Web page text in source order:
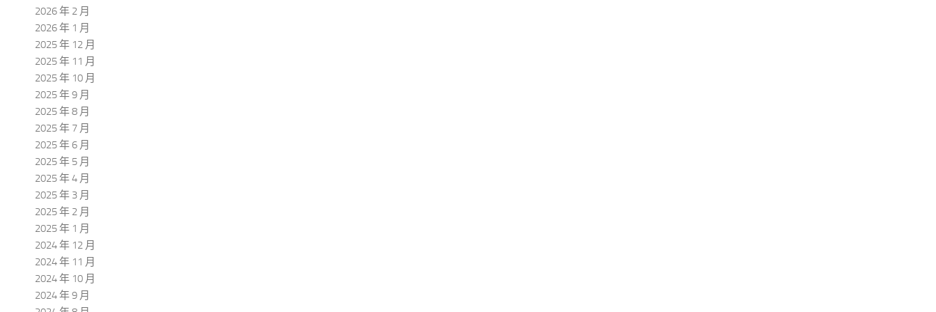
2026 年 2 月
2026 年 1 月
2025 年 12 月
2025 年 11 月
2025 年 10 月
2025 年 9 月
2025 年 8 月
2025 年 7 月
2025 年 6 月
2025 年 5 月
2025 年 4 月
2025 年 3 月
2025 年 2 月
2025 年 1 月
2024 年 12 月
2024 年 11 月
2024 年 10 月
2024 年 9 月